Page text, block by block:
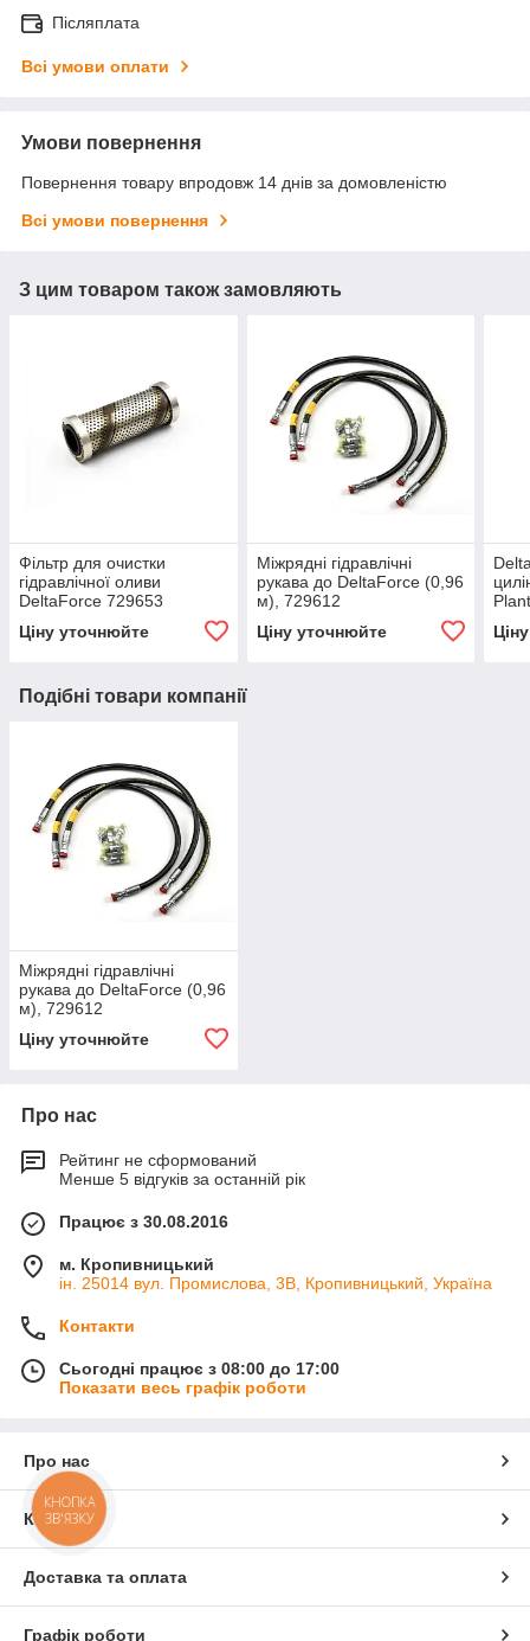
Післяплата
Всі умови оплати
Умови повернення
Повернення товару впродовж 14 днів за домовленістю
Всі умови повернення
З цим товаром також замовляють
Фільтр для очистки
гідравлічної оливи
DeltaForce 729653
Ціну уточнюйте
Міжрядні гідравлічні
рукава до DeltaForce (0,96
м), 729612
Ціну уточнюйте
Подібні товари компанії
Міжрядні гідравлічні
рукава до DeltaForce (0,96
м), 729612
Ціну уточнюйте
Про нас
Рейтинг не сформований
Менше 5 відгуків за останній рік
Працює з 30.08.2016
м. Кропивницький
ін. 25014 вул. Промислова, 3В, Кропивницький, Україна
Контакти
Сьогодні працює з 08:00 до 17:00
Показати весь графік роботи
Про нас
Контакти
Доставка та оплата
Графік роботи
КНОПКА
ЗВ'ЯЗКУ